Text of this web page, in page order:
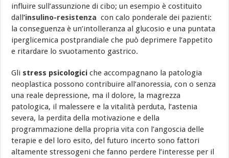
influire sull’assunzione di cibo; un esempio è costituito
dall’insulino-resistenza con calo ponderale dei pazienti:
la conseguenza è un’intolleranza al glucosio e una puntata
iperglicemica postprandiale che può deprimere l’appetito
e ritardare lo svuotamento gastrico.
Gli stress psicologici che accompagnano la patologia
neoplastica possono contribuire all’anoressia, con o senza
una reale depressione, ma il dolore, la magrezza
patologica, il malessere e la vitalità perduta, l’astenia
severa, la perdita della motivazione e della
programmazione della propria vita con l’angoscia delle
terapie e del loro esito, del futuro incerto sono fattori
altamente stressogeni che fanno perdere l’interesse per il